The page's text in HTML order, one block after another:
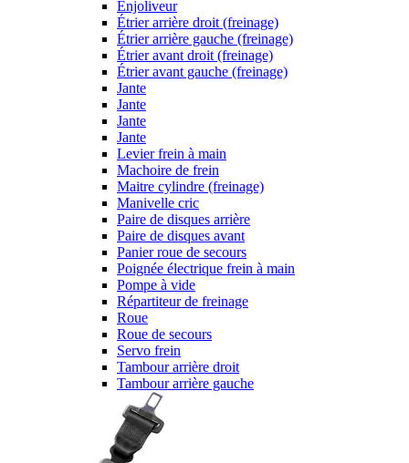
Enjoliveur
Étrier arrière droit (freinage)
Étrier arrière gauche (freinage)
Étrier avant droit (freinage)
Étrier avant gauche (freinage)
Jante
Jante
Jante
Jante
Levier frein à main
Machoire de frein
Maitre cylindre (freinage)
Manivelle cric
Paire de disques arrière
Paire de disques avant
Panier roue de secours
Poignée électrique frein à main
Pompe à vide
Répartiteur de freinage
Roue
Roue de secours
Servo frein
Tambour arrière droit
Tambour arrière gauche